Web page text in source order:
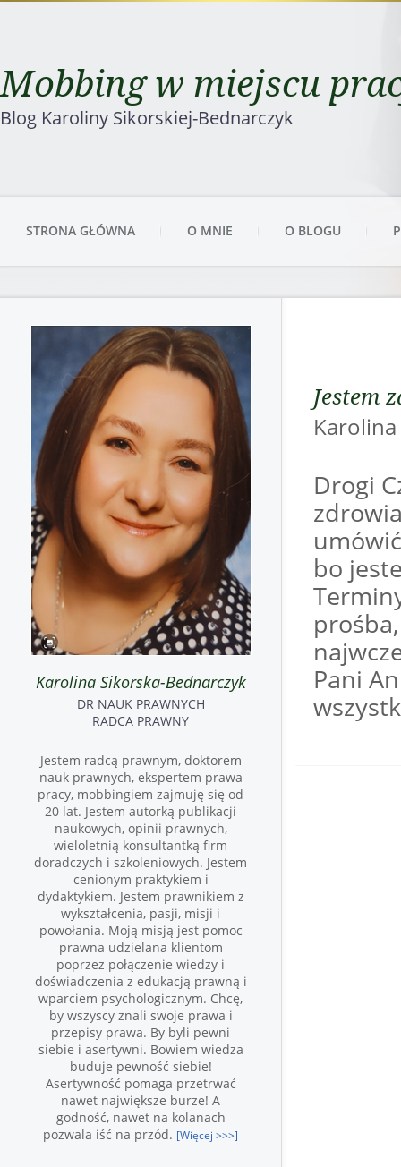
Mobbing w miejscu
Blog Karoliny Sikorskiej-Bednarczyk
STRONA GŁÓWNA O MNIE O BLOGU
Jestem
Drogi
bo
Pani
Karolina Sikorska-Bednarczyk
DR NAUK PRAWNYCH
RADCA PRAWNY
Jestem radcą prawnym, doktorem
nauk prawnych, ekspertem prawa
pracy, mobbingiem zajmuję się od
20 lat. Jestem autorką publikacji
naukowych, opinii prawnych,
wieloletnią konsultantką firm
doradczych i szkoleniowych. Jestem
cenionym praktykiem i
dydaktykiem. Jestem prawnikiem z
wykształcenia, pasji, misji i
powołania. Moją misją jest pomoc
prawna udzielana klientom
poprzez połączenie wiedzy i
doświadczenia z edukacją prawną i
wparciem psychologicznym. Chcę,
by wszyscy znali swoje prawa i
przepisy prawa. By byli pewni
siebie i asertywni. Bowiem wiedza
buduje pewność siebie!
Asertywność pomaga przetrwać
nawet największe burze! A
godność, nawet na kolanach
pozwala iść na przód. [Więcej >>>]